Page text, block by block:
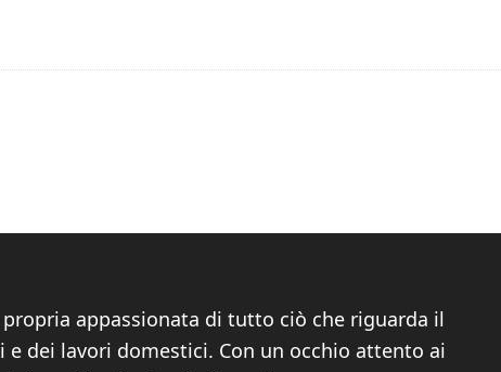
appassionata di tutto ciò che riguarda il
dei lavori domestici. Con un occhio attento ai